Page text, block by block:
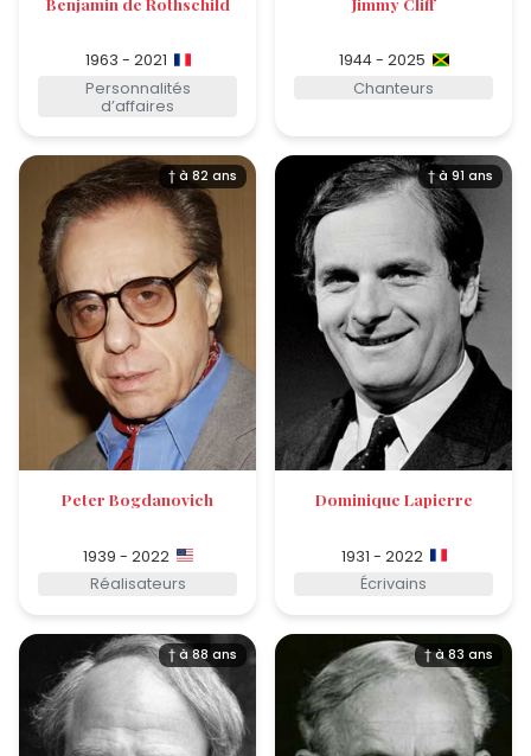
1963 - 2021
Personnalités
d’affaires
1944 - 2025
Chanteurs
† à 82 ans
Peter Bogdanovich
1939 - 2022
Réalisateurs
† à 91 ans
Dominique Lapierre
1931 - 2022
Écrivains
† à 88 ans † à 83 ans